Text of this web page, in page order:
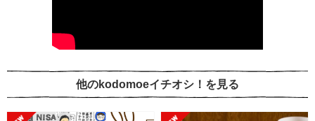
他のkodomoeイチオシ！を見る